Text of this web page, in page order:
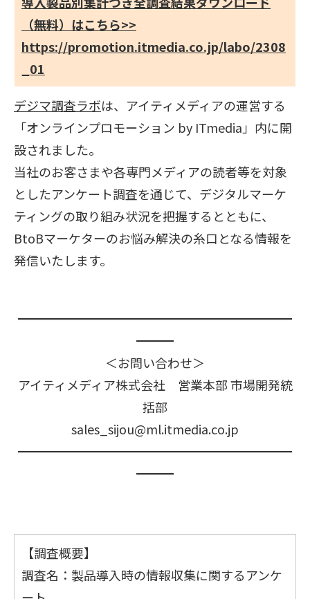
（無料）はこちら>>
https://promotion.itmedia.co.jp/labo/2308
_01
デジマ調査ラボは、アイティメディアの運営する
「オンラインプロモーション by ITmedia」内に開
設されました。
当社のお客さまや各専門メディアの読者等を対象
としたアンケート調査を通じて、デジタルマーケ
ティングの取り組み状況を把握するとともに、
BtoBマーケターのお悩み解決の糸口となる情報を
発信いたします。
━━━━━━━━━━━━━━━━━━━━━━
━━━
＜お問い合わせ＞
アイティメディア株式会社 営業本部 市場開発統
括部
sales_sijou@ml.itmedia.co.jp
━━━━━━━━━━━━━━━━━━━━━━
━━━
【調査概要】
調査名：製品導入時の情報収集に関するアンケ